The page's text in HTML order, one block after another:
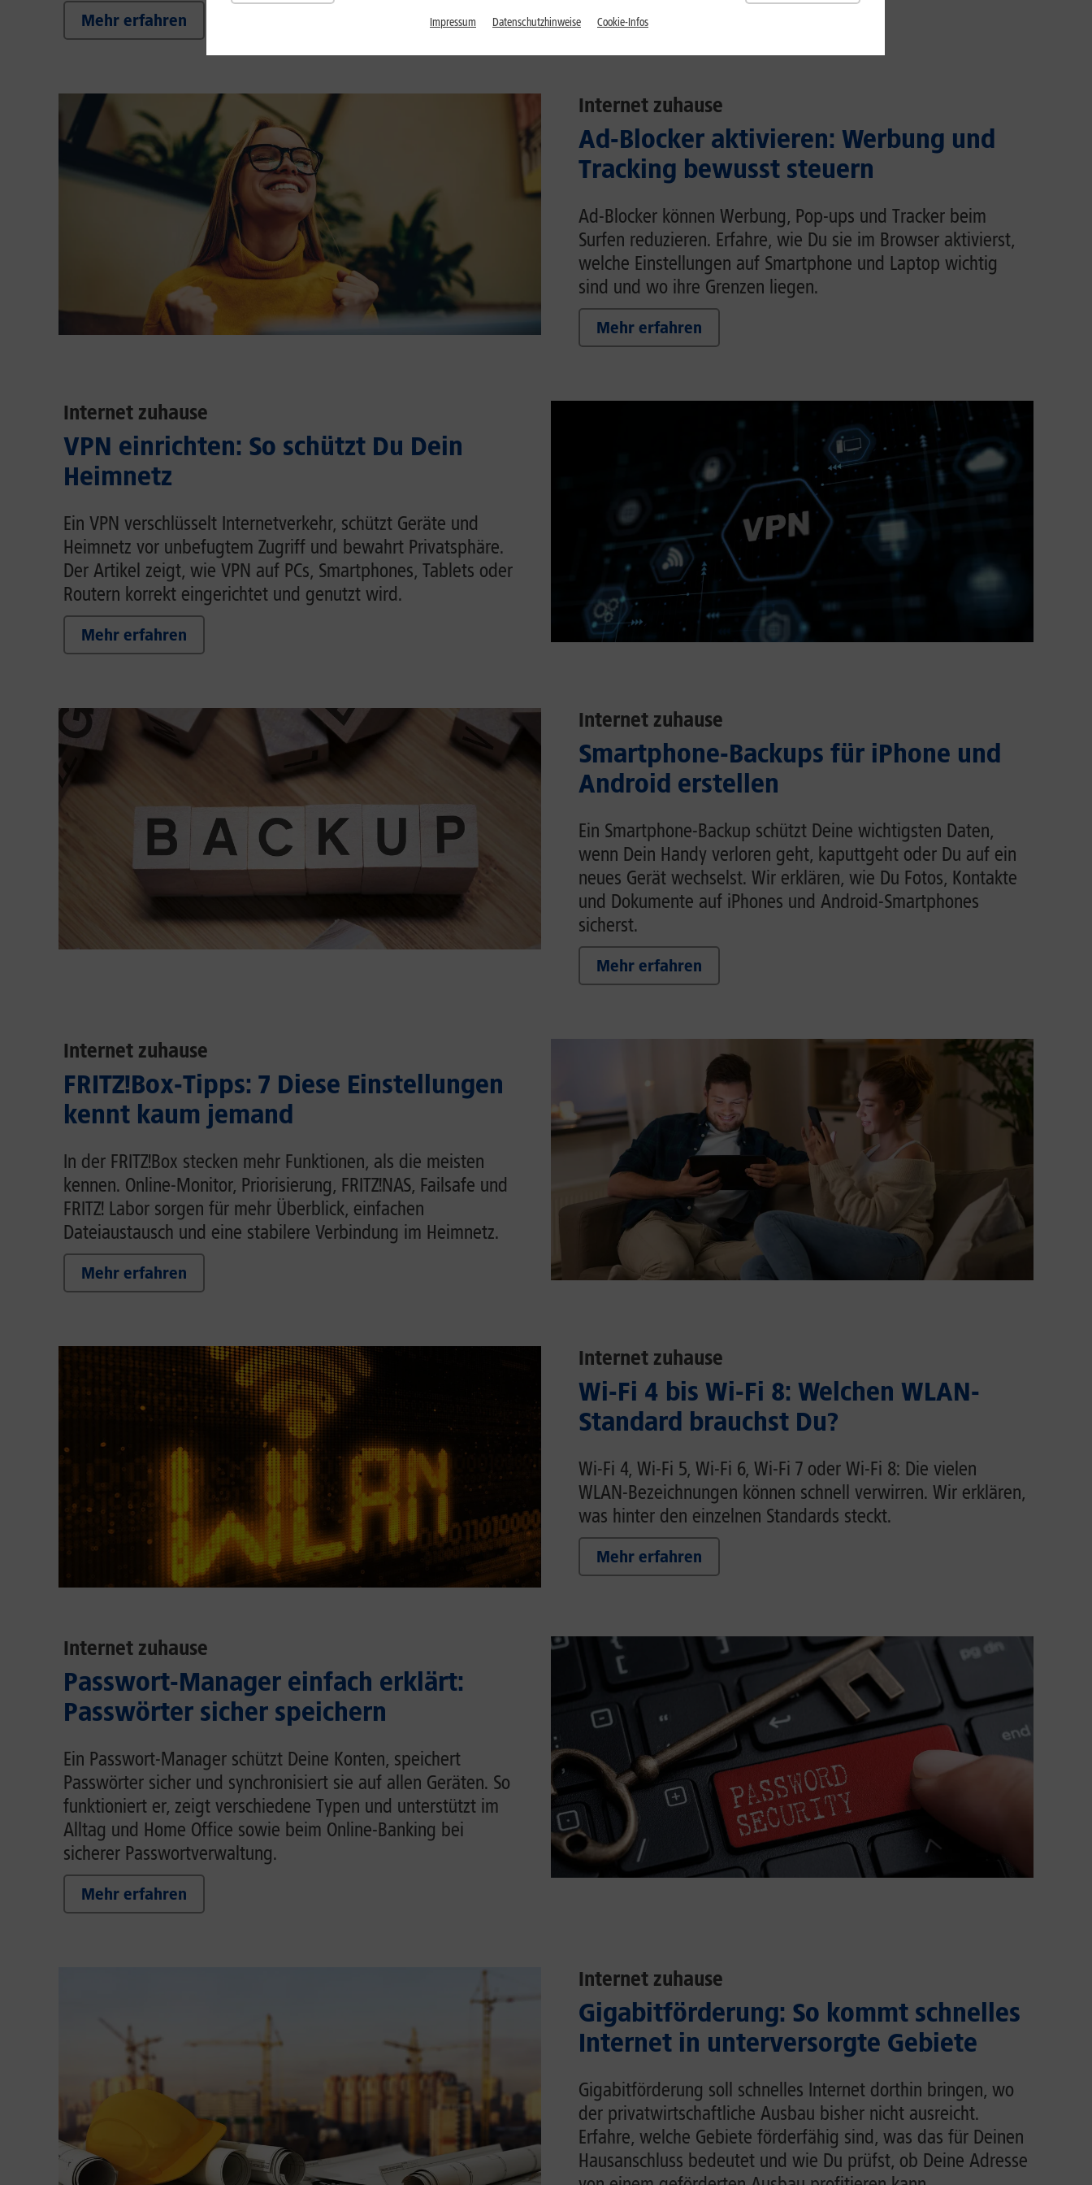
Mehr erfahren
Internet zuhause
Ad-Blocker aktivieren: Werbung und
Tracking bewusst steuern
Ad-Blocker können Werbung, Pop-ups und Tracker beim
Surfen reduzieren. Erfahre, wie Du sie im Browser aktivierst,
welche Einstellungen auf Smartphone und Laptop wichtig
sind und wo ihre Grenzen liegen.
Mehr erfahren
Internet zuhause
VPN einrichten: So schützt Du Dein
Heimnetz
Ein VPN verschlüsselt Internetverkehr, schützt Geräte und
Heimnetz vor unbefugtem Zugriff und bewahrt Privatsphäre.
Der Artikel zeigt, wie VPN auf PCs, Smartphones, Tablets oder
Routern korrekt eingerichtet und genutzt wird.
Mehr erfahren
Internet zuhause
Smartphone-Backups für iPhone und
Android erstellen
Ein Smartphone-Backup schützt Deine wichtigsten Daten,
wenn Dein Handy verloren geht, kaputtgeht oder Du auf ein
neues Gerät wechselst. Wir erklären, wie Du Fotos, Kontakte
und Dokumente auf iPhones und Android-Smartphones
sicherst.
Mehr erfahren
Internet zuhause
FRITZ!Box-Tipps: 7 Diese Einstellungen
kennt kaum jemand
In der FRITZ!Box stecken mehr Funktionen, als die meisten
kennen. Online-Monitor, Priorisierung, FRITZ!NAS, Failsafe und
FRITZ! Labor sorgen für mehr Überblick, einfachen
Dateiaustausch und eine stabilere Verbindung im Heimnetz.
Mehr erfahren
Internet zuhause
Wi-Fi 4 bis Wi-Fi 8: Welchen WLAN-
Standard brauchst Du?
Wi-Fi 4, Wi-Fi 5, Wi-Fi 6, Wi-Fi 7 oder Wi-Fi 8: Die vielen
WLAN-Bezeichnungen können schnell verwirren. Wir erklären,
was hinter den einzelnen Standards steckt.
Mehr erfahren
Internet zuhause
Passwort-Manager einfach erklärt:
Passwörter sicher speichern
Ein Passwort-Manager schützt Deine Konten, speichert
Passwörter sicher und synchronisiert sie auf allen Geräten. So
funktioniert er, zeigt verschiedene Typen und unterstützt im
Alltag und Home Office sowie beim Online-Banking bei
sicherer Passwortverwaltung.
Mehr erfahren
Internet zuhause
Gigabitförderung: So kommt schnelles
Internet in unterversorgte Gebiete
Gigabitförderung soll schnelles Internet dorthin bringen, wo
der privatwirtschaftliche Ausbau bisher nicht ausreicht.
Erfahre, welche Gebiete förderfähig sind, was das für Deinen
Hausanschluss bedeutet und wie Du prüfst, ob Deine Adresse
Impressum Datenschutzhinweise Cookie-Infos